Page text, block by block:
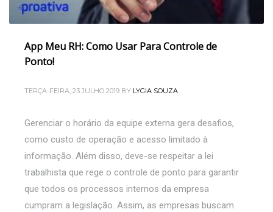
App Meu RH: Como Usar Para Controle de
Ponto!
TERÇA-FEIRA, 23 JULHO 2019 BY LYGIA SOUZA
Gerenciar o horário da equipe externa gera desafios,
como custo de operação e acesso limitado à
informação. Além disso, deve-se respeitar a lei
trabalhista que rege o controle de ponto para garantir
que todos os processos internos da empresa
cumpram a legislação. Assim, as empresas buscam